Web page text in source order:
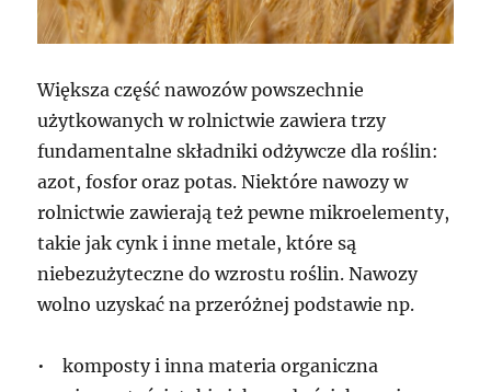
Większa część nawozów powszechnie
użytkowanych w rolnictwie zawiera trzy
fundamentalne składniki odżywcze dla roślin:
azot, fosfor oraz potas. Niektóre nawozy w
rolnictwie zawierają też pewne mikroelementy,
takie jak cynk i inne metale, które są
niebezużyteczne do wzrostu roślin. Nawozy
wolno uzyskać na przeróżnej podstawie np.
• komposty i inna materia organiczna